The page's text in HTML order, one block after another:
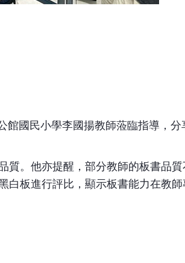
國民小學李國揚教師蒞臨指導，
。他亦提醒，部分教師的板書品
白板進行評比，顯示板書能力在教